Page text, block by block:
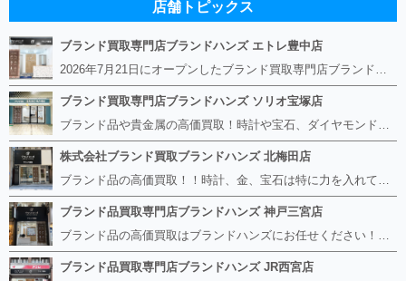
店舗トピックス
ブランド買取専門店ブランドハンズ エトレ豊中店
2026年7月21日にオープンしたブランド買取専門店ブランドハンズ エトレ豊中店です。 阪急豊中駅直結のショッピングモール エトレとよなかの１階に店舗がございます。 金・貴金属、ブランド品、時計、宝石などその他ブランド食器や美容機器、ブランド香水や化粧品などの取り扱いもございます。 熟練の鑑定士が親切・丁寧に接客、査定をさせていただきます。 査定だけでもOK。お気軽にご来店下さいませ！
ブランド買取専門店ブランドハンズ ソリオ宝塚店
ブランド品や貴金属の高価買取！時計や宝石、ダイヤモンドなど家に眠っているものがあったら捨てる前にブランドハンズへお越しください。 査定料は無料、お値段が付くものかお調べいたします！ 宅配買取もありますので使っていない古いルイヴィトンのバッグや財布、壊れているオメガの時計、千切れている金のネックレスや指輪、小型家電も取り扱っておりますのでお気軽にご利用下さい☆ その他ブランド食器、銀シルバー製品、美容機器、脱毛器、スマホなど幅広く取り扱っております！
株式会社ブランド買取ブランドハンズ 北梅田店
ブランド品の高価買取！！時計、金、宝石は特に力を入れています！ ルイヴィトン、シャネル、ロレックス、エルメスはもちろん、グッチ、プラダ、セリーヌ、フェンディなどなど、 その他ブランド食器、銀シルバー製品、美容機器、脱毛器、スマホなど幅広く取り扱っているので まずは無料査定にお越しください！ 手数料は全て無料！全国対応の宅配買取も行っておりますのでお気軽にご連絡下さい！
ブランド品買取専門店ブランドハンズ 神戸三宮店
ブランド品の高価買取はブランドハンズにお任せください！！ 高騰し続けている金・貴金属はもちろん、ルイヴィトン、エルメス、シャネル、ロレックスは特に力を入れております。 その他ブランド食器、銀シルバー製品、美容機器、脱毛器、スマホなど幅広く取り扱っております！ 鑑定士は経験豊富で親切丁寧な対応を心がけております。 鑑定書がないものでもしっかり見させて頂きます。
ブランド品買取専門店ブランドハンズ JR西宮店